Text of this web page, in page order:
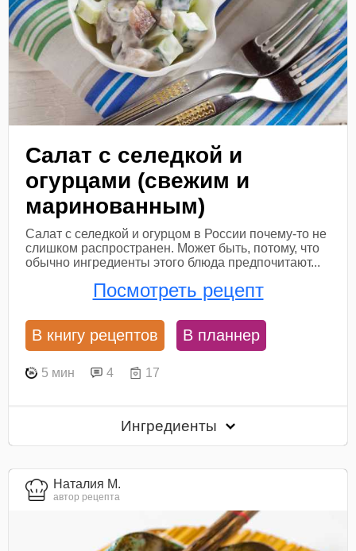
Салат с селедкой и
огурцами (свежим и
маринованным)
Салат с селедкой и огурцом в России почему-то не
слишком распространен. Может быть, потому, что
обычно ингредиенты этого блюда предпочитают...
Посмотреть рецепт
В книгу рецептов В планнер
5 мин 4 17
Ингредиенты
Наталия М.
автор рецепта